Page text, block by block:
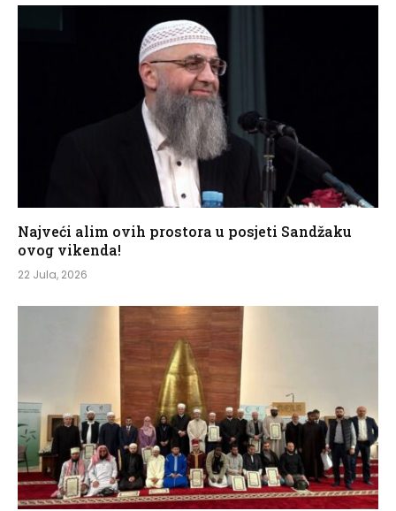
Najveći alim ovih prostora u posjeti Sandžaku
ovog vikenda!
22 Jula, 2026